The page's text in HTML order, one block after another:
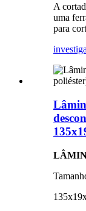
A
uma
para